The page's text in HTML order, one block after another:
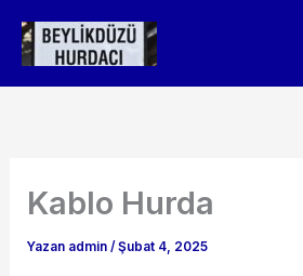
atla
Kablo Hurda
Yazan admin/Şubat 4, 2025